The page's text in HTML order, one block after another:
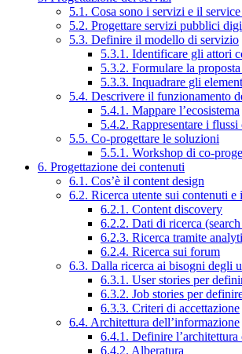
5.1. Cosa sono i servizi e il
5.2. Progettare servizi pubblici
5.3. Definire il modello di servizio
5.3.1. Identificare gli attori
5.3.2. Formulare la
5.3.3. Inquadrare gli
5.4. Descrivere il funzionamento
5.4.1. Mappare l’ecosistema
5.4.2. Rappresentare i
5.5. Co-progettare le soluzioni
5.5.1. Workshop di co-
6. Progettazione dei contenuti
6.1. Cos’è il content design
6.2. Ricerca utente sui contenuti
6.2.1. Content discovery
6.2.2. Dati di ricerca
6.2.3. Ricerca tramite
6.2.4. Ricerca sui forum
6.3. Dalla ricerca ai bisogni degli
6.3.1. User stories per
6.3.2. Job stories per
6.3.3. Criteri di accettazione
6.4. Architettura dell’informazione
6.4.1. Definire l’architettura
6.4.2. Alberatura